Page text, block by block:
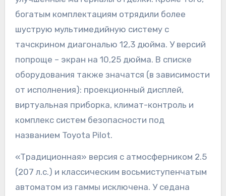
богатым комплектациям отрядили более
шуструю мультимедийную систему с
тачскрином диагональю 12,3 дюйма. У версий
попроще – экран на 10,25 дюйма. В списке
оборудования также значатся (в зависимости
от исполнения): проекционный дисплей,
виртуальная приборка, климат-контроль и
комплекс систем безопасности под
названием Toyota Pilot.
«Традиционная» версия с атмосферником 2.5
(207 л.с.) и классическим восьмиступенчатым
автоматом из гаммы исключена. У седана